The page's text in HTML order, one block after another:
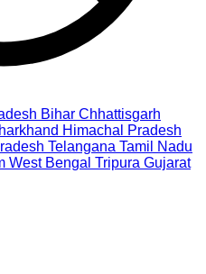
Bihar Chhattisgarh
Himachal Pradesh
Telangana Tamil Nadu
West Bengal Tripura Gujarat